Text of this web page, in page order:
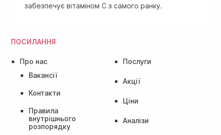
ПОСИЛАННЯ
Про нас
Вакансії
Контакти
Правила
внутрішнього
розпорядку
Послуги
Акції
Ціни
Аналізи
забезпечує вітаміном C з самого ранку.